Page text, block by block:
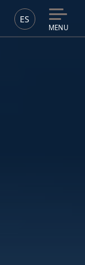
ES
MENU